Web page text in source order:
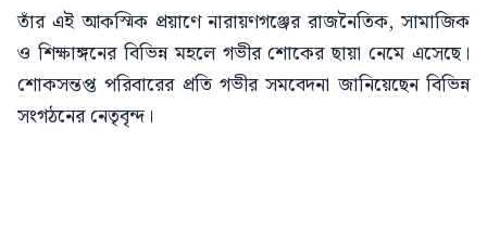
তাঁর এই আকস্মিক প্রয়াণে নারায়ণগঞ্জের রাজনৈতিক, সামাজিক
ও শিক্ষাঙ্গনের বিভিন্ন মহলে গভীর শোকের ছায়া নেমে এসেছে।
শোকসন্তপ্ত পরিবারের প্রতি গভীর সমবেদনা জানিয়েছেন বিভিন্ন
সংগঠনের নেতৃবৃন্দ।